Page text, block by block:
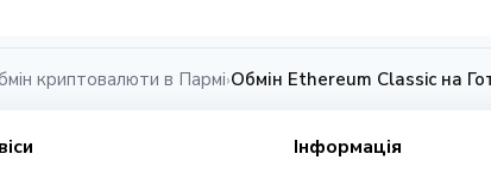
криптовалюти в Пармі›Обмін Ethereum Classic на
Інформація